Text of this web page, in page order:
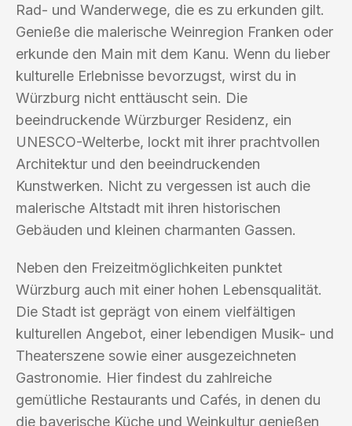
Rad- und Wanderwege, die es zu erkunden gilt.
Genieße die malerische Weinregion Franken oder
erkunde den Main mit dem Kanu. Wenn du lieber
kulturelle Erlebnisse bevorzugst, wirst du in
Würzburg nicht enttäuscht sein. Die
beeindruckende Würzburger Residenz, ein
UNESCO-Welterbe, lockt mit ihrer prachtvollen
Architektur und den beeindruckenden
Kunstwerken. Nicht zu vergessen ist auch die
malerische Altstadt mit ihren historischen
Gebäuden und kleinen charmanten Gassen.
Neben den Freizeitmöglichkeiten punktet
Würzburg auch mit einer hohen Lebensqualität.
Die Stadt ist geprägt von einem vielfältigen
kulturellen Angebot, einer lebendigen Musik- und
Theaterszene sowie einer ausgezeichneten
Gastronomie. Hier findest du zahlreiche
gemütliche Restaurants und Cafés, in denen du
die bayerische Küche und Weinkultur genießen